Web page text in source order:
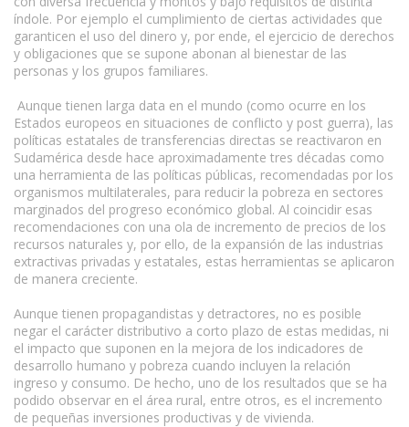
índole. Por ejemplo el cumplimiento de ciertas actividades que
garanticen el uso del dinero y, por ende, el ejercicio de derechos
y obligaciones que se supone abonan al bienestar de las
personas y los grupos familiares.
Aunque tienen larga data en el mundo (como ocurre en los
Estados europeos en situaciones de conflicto y post guerra), las
políticas estatales de transferencias directas se reactivaron en
Sudamérica desde hace aproximadamente tres décadas como
una herramienta de las políticas públicas, recomendadas por los
organismos multilaterales, para reducir la pobreza en sectores
marginados del progreso económico global. Al coincidir esas
recomendaciones con una ola de incremento de precios de los
recursos naturales y, por ello, de la expansión de las industrias
extractivas privadas y estatales, estas herramientas se aplicaron
de manera creciente.
Aunque tienen propagandistas y detractores, no es posible
negar el carácter distributivo a corto plazo de estas medidas, ni
el impacto que suponen en la mejora de los indicadores de
desarrollo humano y pobreza cuando incluyen la relación
ingreso y consumo. De hecho, uno de los resultados que se ha
podido observar en el área rural, entre otros, es el incremento
de pequeñas inversiones productivas y de vivienda.